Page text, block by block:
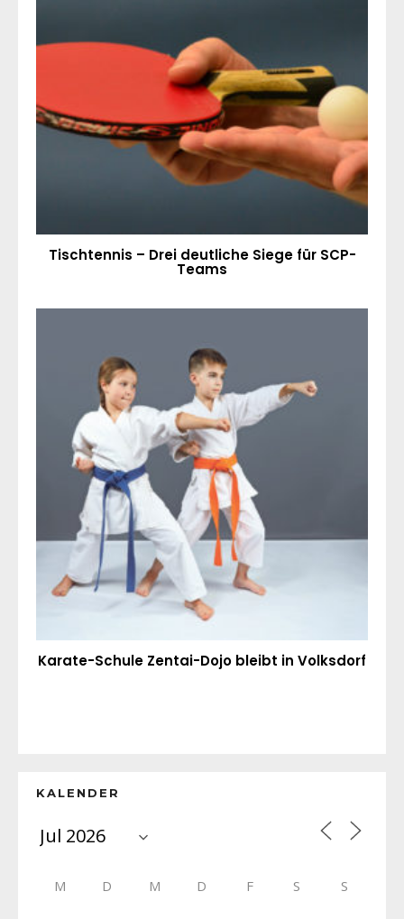
Tischtennis – Drei deutliche Siege für SCP-
Teams
Karate-Schule Zentai-Dojo bleibt in Volksdorf
KALENDER
M D M D F S S